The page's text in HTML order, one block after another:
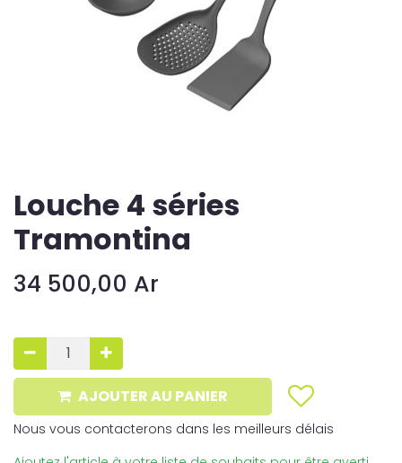
Louche 4 séries
Tramontina
34 500,00 Ar
AJOUTER AU PANIER
Nous vous contacterons dans les meilleurs délais